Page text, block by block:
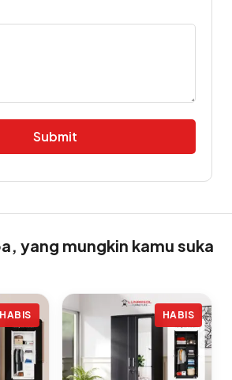
yang mungkin kamu suka
HABIS HABIS